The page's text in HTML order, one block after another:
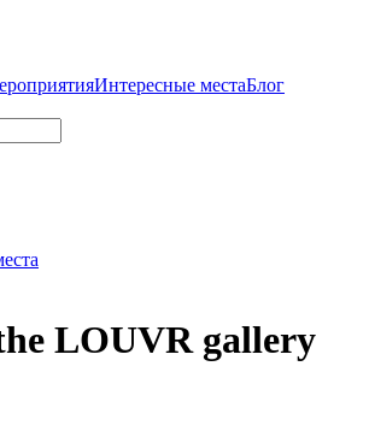
Интересные местаБлог
LOUVR gallery